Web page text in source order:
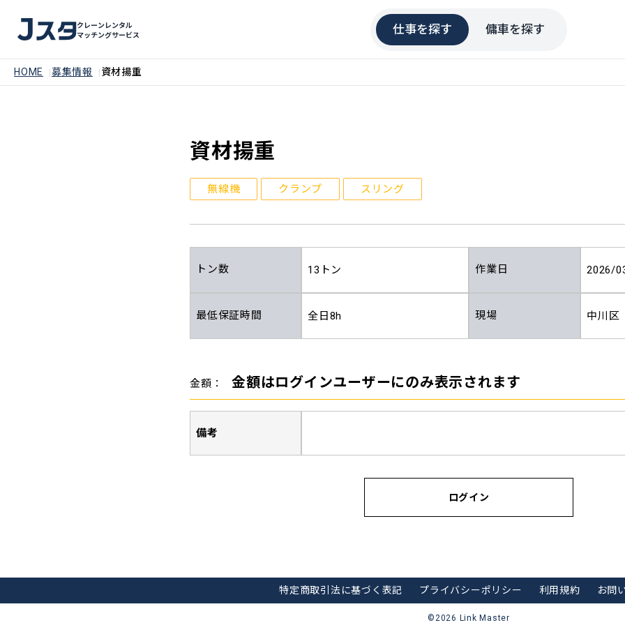
クレーンレンタル
マッチングサービス
仕事を探す 傭車を探す
HOME 募集情報 資材揚重
資材揚重
無線機 クランプ スリング
トン数 13トン 作業日 2026/
最低保証時間 全日8h 現場 中川区
金額： 金額はログインユーザーにのみ表示されます
備考
ログイン
特定商取引法に基づく表記 プライバシーポリシー 利用規約 お問
©︎2026 Link Master